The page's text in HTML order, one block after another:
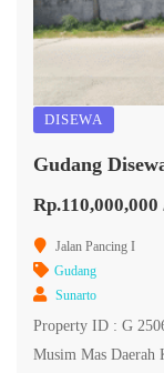
DISEWA
Rp.110,000,000
Jalan Pancing I
Gudang
Sunarto
Property ID : G
Musim Mas Daerah